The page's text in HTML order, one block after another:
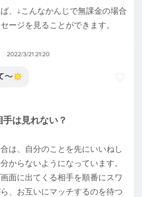
、↓こんなかんじで無課金の場合
ージを見ることができます。
は見れない？
は、自分のことを先にいいねし
からないようになっています。
面に出てくる相手を順番にスワ
、お互いにマッチするのを待つ